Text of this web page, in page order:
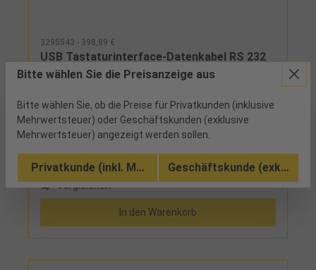
3295543 - 398,89 €
USB Tastaturinterface-Datenkabel RS 232
Power zum Anschluss 1 Messgerätes
ab Werk
RS 232 Power (Energieversorgung über
Messmittelkabel in einem Gerät, zum Anschluss
eines Messgerätes, keine Treiberdatei für die USB-
Schnittstelle erforderlich, das Interface gibt sich
als Tastatur zu erkennen, Abschlusszeichen wie
Enter oder Tab usw. können am USB-
Tastaturinterface eingestellt und automatisch
mitgesendet werden, weitere Einstellungen wie
Messmittel für Datenübertragung oder per Timer
Vergleichen
In den Warenkorb
Bitte wählen Sie die Preisanzeige aus
Bitte wählen Sie, ob die Preise für Privatkunden (inklusive
Mehrwertsteuer) oder Geschäftskunden (exklusive
Mehrwertsteuer) angezeigt werden sollen.
Privatkunde (inkl. MwSt.) Geschäftskunde (exkl.